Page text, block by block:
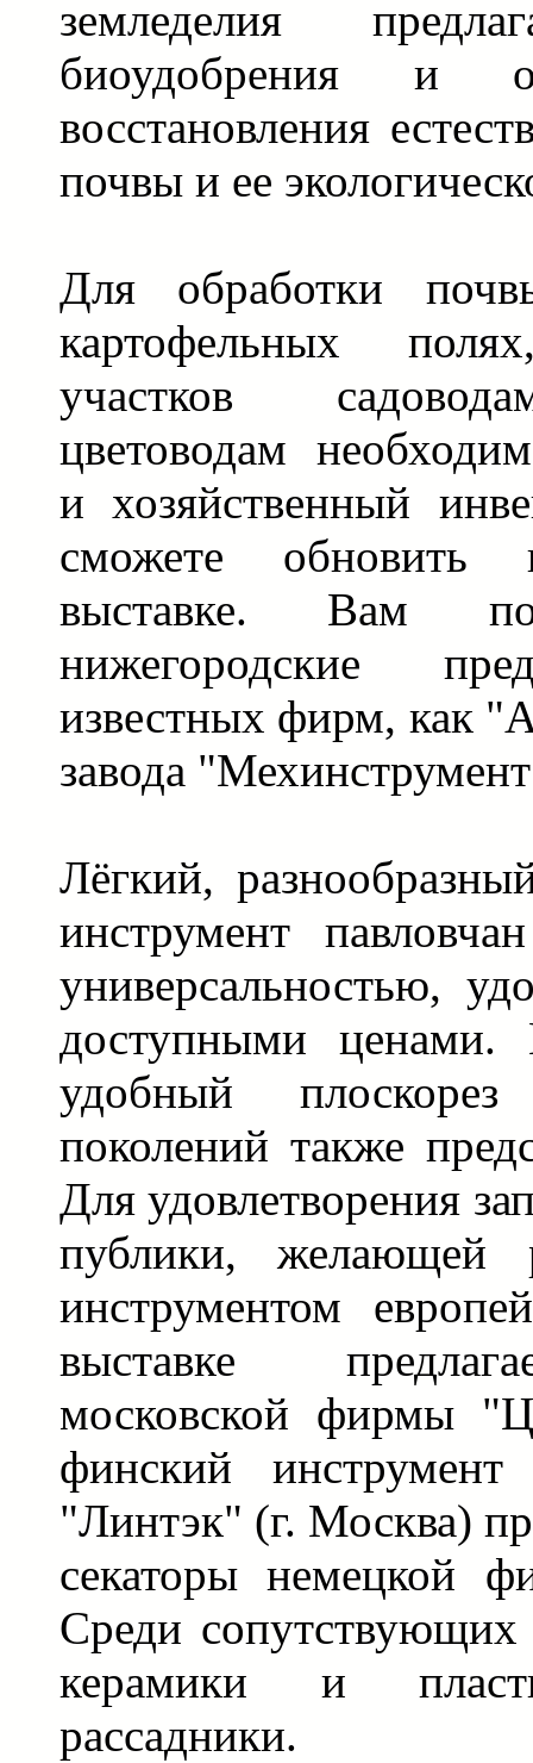
земледелия
биоудобрения и
восстановления
почвы и ее
Для обработки
картофельных
участков
цветоводам
и хозяйственный
сможете
выставке. Вам
нижегородские
известных фирм, как
завода
Лёгкий,
инструмент
универсальностью,
доступными ценами.
удобный
поколений также
Для удовлетворения
публики, желающей
инструментом
выставке
московской фирмы
финский
"Линтэк" (г. Москва)
секаторы немецкой
Среди сопутствующих
керамики и
рассадники.